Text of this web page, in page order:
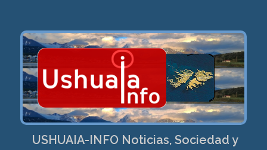
USHUAIA-INFO Noticias, Sociedad y